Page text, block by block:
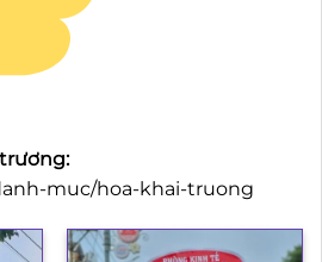
muc/hoa-khai-truong